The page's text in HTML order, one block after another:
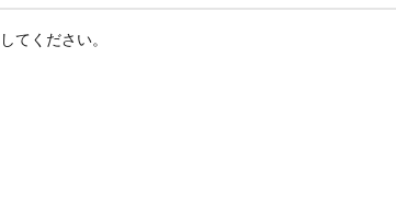
してください。